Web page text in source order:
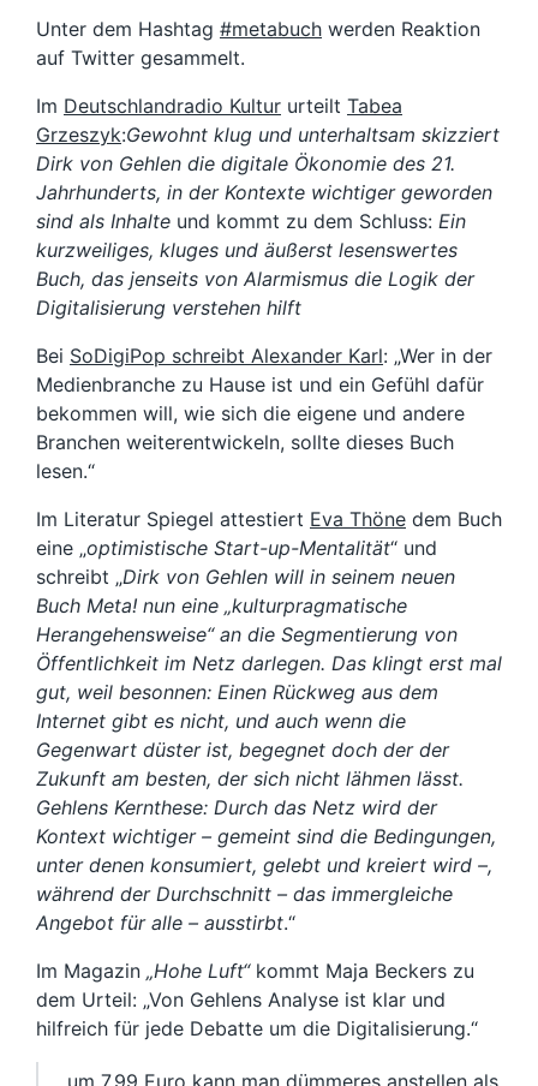
Unter dem Hashtag #metabuch werden Reaktion
auf Twitter gesammelt.
Im Deutschlandradio Kultur urteilt Tabea
Grzeszyk:Gewohnt klug und unterhaltsam skizziert
Dirk von Gehlen die digitale Ökonomie des 21.
Jahrhunderts, in der Kontexte wichtiger geworden
sind als Inhalte und kommt zu dem Schluss: Ein
kurzweiliges, kluges und äußerst lesenswertes
Buch, das jenseits von Alarmismus die Logik der
Digitalisierung verstehen hilft
Bei SoDigiPop schreibt Alexander Karl: „Wer in der
Medienbranche zu Hause ist und ein Gefühl dafür
bekommen will, wie sich die eigene und andere
Branchen weiterentwickeln, sollte dieses Buch
lesen.“
Im Literatur Spiegel attestiert Eva Thöne dem Buch
eine „optimistische Start-up-Mentalität“ und
schreibt „Dirk von Gehlen will in seinem neuen
Buch Meta! nun eine „kulturpragmatische
Herangehensweise“ an die Segmentierung von
Öffentlichkeit im Netz darlegen. Das klingt erst mal
gut, weil besonnen: Einen Rückweg aus dem
Internet gibt es nicht, und auch wenn die
Gegenwart düster ist, begegnet doch der der
Zukunft am besten, der sich nicht lähmen lässt.
Gehlens Kernthese: Durch das Netz wird der
Kontext wichtiger – gemeint sind die Bedingungen,
unter denen konsumiert, gelebt und kreiert wird –,
während der Durchschnitt – das immergleiche
Angebot für alle – ausstirbt.“
Im Magazin „Hohe Luft“kommt Maja Beckers zu
dem Urteil: „Von Gehlens Analyse ist klar und
hilfreich für jede Debatte um die Digitalisierung.“
um 7.99 Euro kann man dümmeres anstellen als